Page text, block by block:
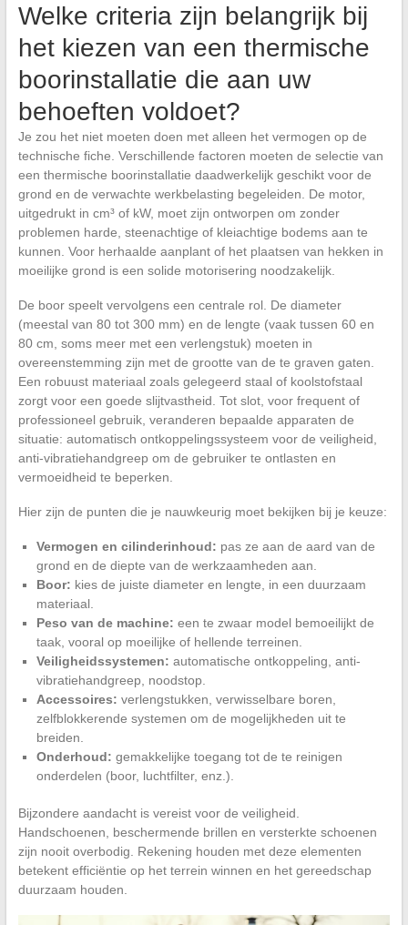
Welke criteria zijn belangrijk bij
het kiezen van een thermische
boorinstallatie die aan uw
behoeften voldoet?
Je zou het niet moeten doen met alleen het vermogen op de
technische fiche. Verschillende factoren moeten de selectie van
een thermische boorinstallatie daadwerkelijk geschikt voor de
grond en de verwachte werkbelasting begeleiden. De motor,
uitgedrukt in cm³ of kW, moet zijn ontworpen om zonder
problemen harde, steenachtige of kleiachtige bodems aan te
kunnen. Voor herhaalde aanplant of het plaatsen van hekken in
moeilijke grond is een solide motorisering noodzakelijk.
De boor speelt vervolgens een centrale rol. De diameter
(meestal van 80 tot 300 mm) en de lengte (vaak tussen 60 en
80 cm, soms meer met een verlengstuk) moeten in
overeenstemming zijn met de grootte van de te graven gaten.
Een robuust materiaal zoals gelegeerd staal of koolstofstaal
zorgt voor een goede slijtvastheid. Tot slot, voor frequent of
professioneel gebruik, veranderen bepaalde apparaten de
situatie: automatisch ontkoppelingssysteem voor de veiligheid,
anti-vibratiehandgreep om de gebruiker te ontlasten en
vermoeidheid te beperken.
Hier zijn de punten die je nauwkeurig moet bekijken bij je keuze:
Vermogen en cilinderinhoud: pas ze aan de aard van de
grond en de diepte van de werkzaamheden aan.
Boor: kies de juiste diameter en lengte, in een duurzaam
materiaal.
Peso van de machine: een te zwaar model bemoeilijkt de
taak, vooral op moeilijke of hellende terreinen.
Veiligheidssystemen: automatische ontkoppeling, anti-
vibratiehandgreep, noodstop.
Accessoires: verlengstukken, verwisselbare boren,
zelfblokkerende systemen om de mogelijkheden uit te
breiden.
Onderhoud: gemakkelijke toegang tot de te reinigen
onderdelen (boor, luchtfilter, enz.).
Bijzondere aandacht is vereist voor de veiligheid.
Handschoenen, beschermende brillen en versterkte schoenen
zijn nooit overbodig. Rekening houden met deze elementen
betekent efficiëntie op het terrein winnen en het gereedschap
duurzaam houden.